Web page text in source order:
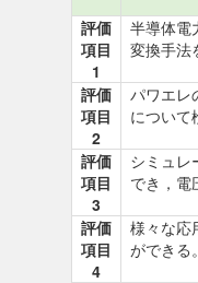
評価
項目
1
半導体電
変換手法
評価
項目
2
パワエレ
について
評価
項目
3
シミュレ
でき，電
評価
項目
4
様々な応
ができる。